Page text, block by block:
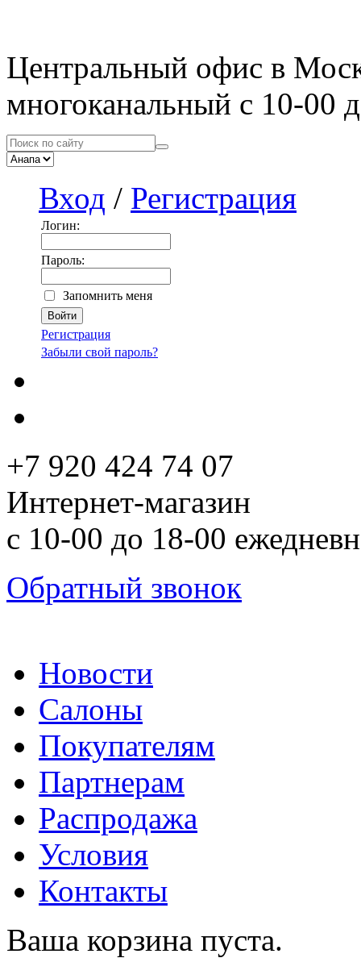
Центральный офис в
многоканальный с 10-00
Вход / Регистрация
Логин:
Пароль:
Запомнить меня
Регистрация
Забыли свой пароль?
+7 920 424 74 07
Интернет-магазин
с 10-00 до 18-00
Обратный звонок
Новости
Салоны
Покупателям
Партнерам
Распродажа
Условия
Контакты
Ваша корзина пуста.